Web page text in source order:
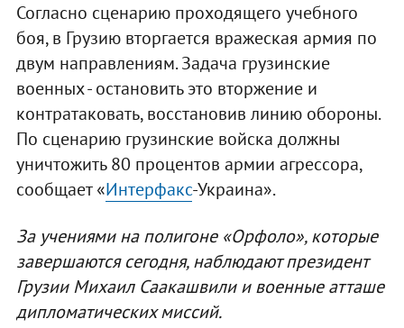
Согласно сценарию проходящего учебного
боя, в Грузию вторгается вражеская армия по
двум направлениям. Задача грузинские
военных - остановить это вторжение и
контратаковать, восстановив линию обороны.
По сценарию грузинские войска должны
уничтожить 80 процентов армии агрессора,
сообщает «Интерфакс-Украина».
За учениями на полигоне «Орфоло», которые
завершаются сегодня, наблюдают президент
Грузии Михаил Саакашвили и военные атташе
дипломатических миссий.